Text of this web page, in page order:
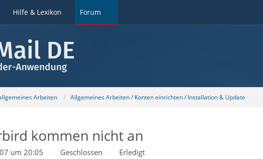
Hilfe & Lexikon Forum
Arbeiten Allgemeines Arbeiten / Konten einrichten / Installation & Update
kommen nicht an
um 20:05 Geschlossen Erledigt